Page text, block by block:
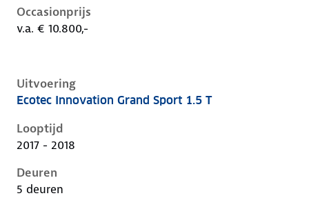
Occasionprijs
v.a. € 10.800,-
Uitvoering
Opel Insignia b, grand sport 1.5 t, 103 kW, Benzine, 5
Ecotec Innovation Grand Sport 1.5 T
Looptijd
2017 - 2018
Deuren
5 deuren